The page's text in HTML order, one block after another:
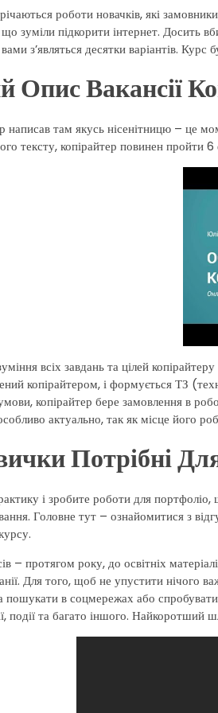
роботи новачків, які
зуміли підкорити інтернет. Досить
з’являться десятки варіантів.
Опис Вакансії
написав там якусь нісенітницю – це
тексту, копірайтер повинен пройти 6
всіх завдань та цілей
копірайтером, і формується ТЗ
копірайтер бере замовлення в
актуально, так як місце його
Потрібні
і зробите роботи для
Головне тут – ознайомитися з
– протягом року, до освітніх
Для того, щоб не упустити нічого
в соцмережах або спробувати
події та багато іншого.